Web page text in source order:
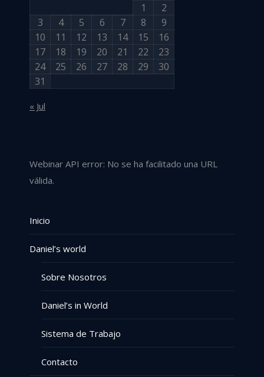
1
2
3
4 5 6 7 8
9
10
11 12 13 14 15
16
17
18 19 20 21 22
23
24
25 26 27 28 29
30
31
« Jul
Webinar API error: No se ha facilitado una URL
válida.
Inicio
Daniel’s world
Sobre Nosotros
Daniel’s in World
Sistema de Trabajo
Contacto